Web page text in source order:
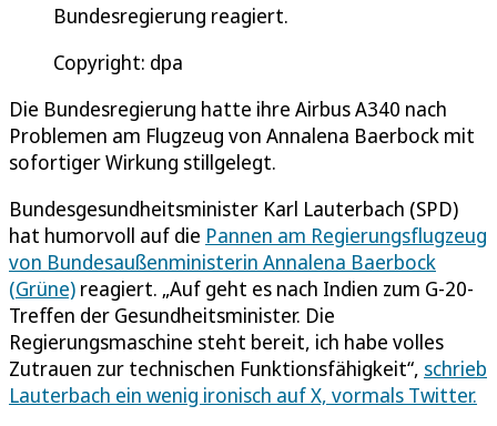
Bundesregierung reagiert.
Copyright: dpa
Die Bundesregierung hatte ihre Airbus A340 nach
Problemen am Flugzeug von Annalena Baerbock mit
sofortiger Wirkung stillgelegt.
Bundesgesundheitsminister Karl Lauterbach (SPD)
hat humorvoll auf die Pannen am Regierungsflugzeug
von Bundesaußenministerin Annalena Baerbock
(Grüne) reagiert. „Auf geht es nach Indien zum G-20-
Treffen der Gesundheitsminister. Die
Regierungsmaschine steht bereit, ich habe volles
Zutrauen zur technischen Funktionsfähigkeit“, schrieb
Lauterbach ein wenig ironisch auf X, vormals Twitter.